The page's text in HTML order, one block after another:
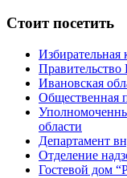
Стоит посетить
Избирательная
Правительство
Ивановская
Общественная
области
Департамент
Отделение
Гостевой дом